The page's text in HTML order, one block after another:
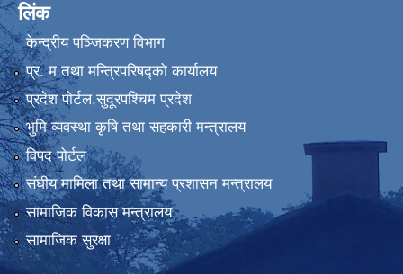
लिंक
केन्द्रीय पञ्जिकरण विभाग
प्र. म तथा मन्त्रिपरिषद्को कार्यालय
प्रदेश पाेर्टल,सुदूरपश्चिम प्रदेश
भुमि व्यवस्था कृषि तथा सहकारी मन्त्रालय
विपद पोर्टल
संघीय मामिला तथा सामान्य प्रशासन मन्त्रालय
सामाजिक विकास मन्त्रालय
सामाजिक सुरक्षा